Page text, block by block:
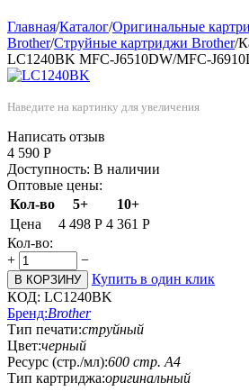
Главная/Каталог/Оригинальные
Brother/Струйные картриджи Brother/
LC1240BK MFC-J6510DW/MFC-
Наведите на картинку для увеличения
Написать отзыв
4 590 Р
Доступность: В наличии
Оптовые цены:
Кол-во
5+
10+
Цена
4 498 Р 4 361 Р
Кол-во:
+
−
В КОРЗИНУ
Купить в один клик
КОД: LC1240BK
Бренд:Brother
Тип печати:струйный
Цвет:черный
Ресурс (стр./мл):600 стр. А4
Тип картриджа:оригинальный